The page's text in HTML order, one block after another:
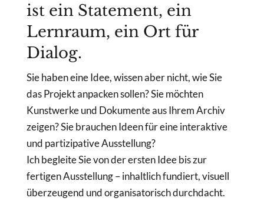
ist ein Statement, ein
Lernraum, ein Ort für
Dialog.
Sie haben eine Idee, wissen aber nicht, wie Sie
das Projekt anpacken sollen? Sie möchten
Kunstwerke und Dokumente aus Ihrem Archiv
zeigen? Sie brauchen Ideen für eine interaktive
und partizipative Ausstellung?
Ich begleite Sie von der ersten Idee bis zur
fertigen Ausstellung – inhaltlich fundiert, visuell
überzeugend und organisatorisch durchdacht.